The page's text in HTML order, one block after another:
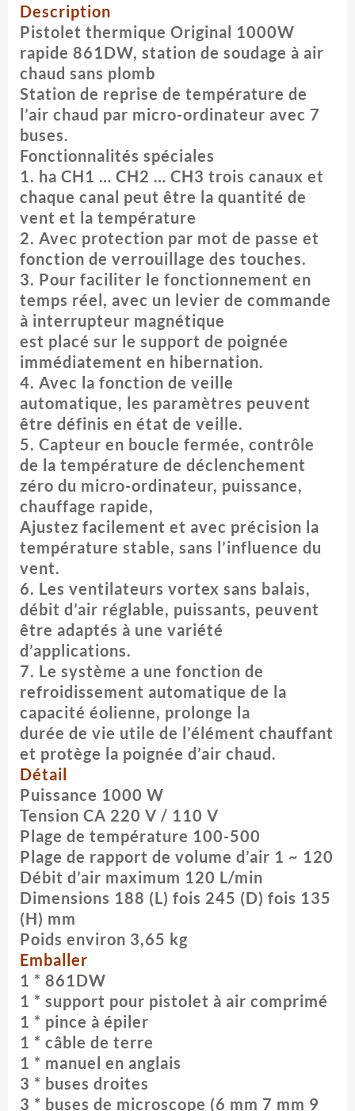
pistolet
à
air
chaud
sans
plomb
861DW,
numérique
intelligent,
réparation
1000W
Station
de
réparation
de
puces
Description
Pistolet thermique Original 1000W
rapide 861DW, station de soudage à air
chaud sans plomb
Station de reprise de température de
l’air chaud par micro-ordinateur avec 7
buses.
Fonctionnalités spéciales
1. ha CH1 … CH2 … CH3 trois canaux et
chaque canal peut être la quantité de
vent et la température
2. Avec protection par mot de passe et
fonction de verrouillage des touches.
3. Pour faciliter le fonctionnement en
temps réel, avec un levier de commande
à interrupteur magnétique
est placé sur le support de poignée
immédiatement en hibernation.
4. Avec la fonction de veille
automatique, les paramètres peuvent
être définis en état de veille.
5. Capteur en boucle fermée, contrôle
de la température de déclenchement
zéro du micro-ordinateur, puissance,
chauffage rapide,
Ajustez facilement et avec précision la
température stable, sans l’influence du
vent.
6. Les ventilateurs vortex sans balais,
débit d’air réglable, puissants, peuvent
être adaptés à une variété
d’applications.
7. Le système a une fonction de
refroidissement automatique de la
capacité éolienne, prolonge la
durée de vie utile de l’élément chauffant
et protège la poignée d’air chaud.
Détail
Puissance 1000 W
Tension CA 220 V / 110 V
Plage de température 100-500
Plage de rapport de volume d’air 1 ~ 120
Débit d’air maximum 120 L/min
Dimensions 188 (L) fois 245 (D) fois 135
(H) mm
Poids environ 3,65 kg
Emballer
1 * 861DW
1 * support pour pistolet à air comprimé
1 * pince à épiler
1 * câble de terre
1 * manuel en anglais
3 * buses droites
3 * buses de microscope (6 mm 7 mm 9